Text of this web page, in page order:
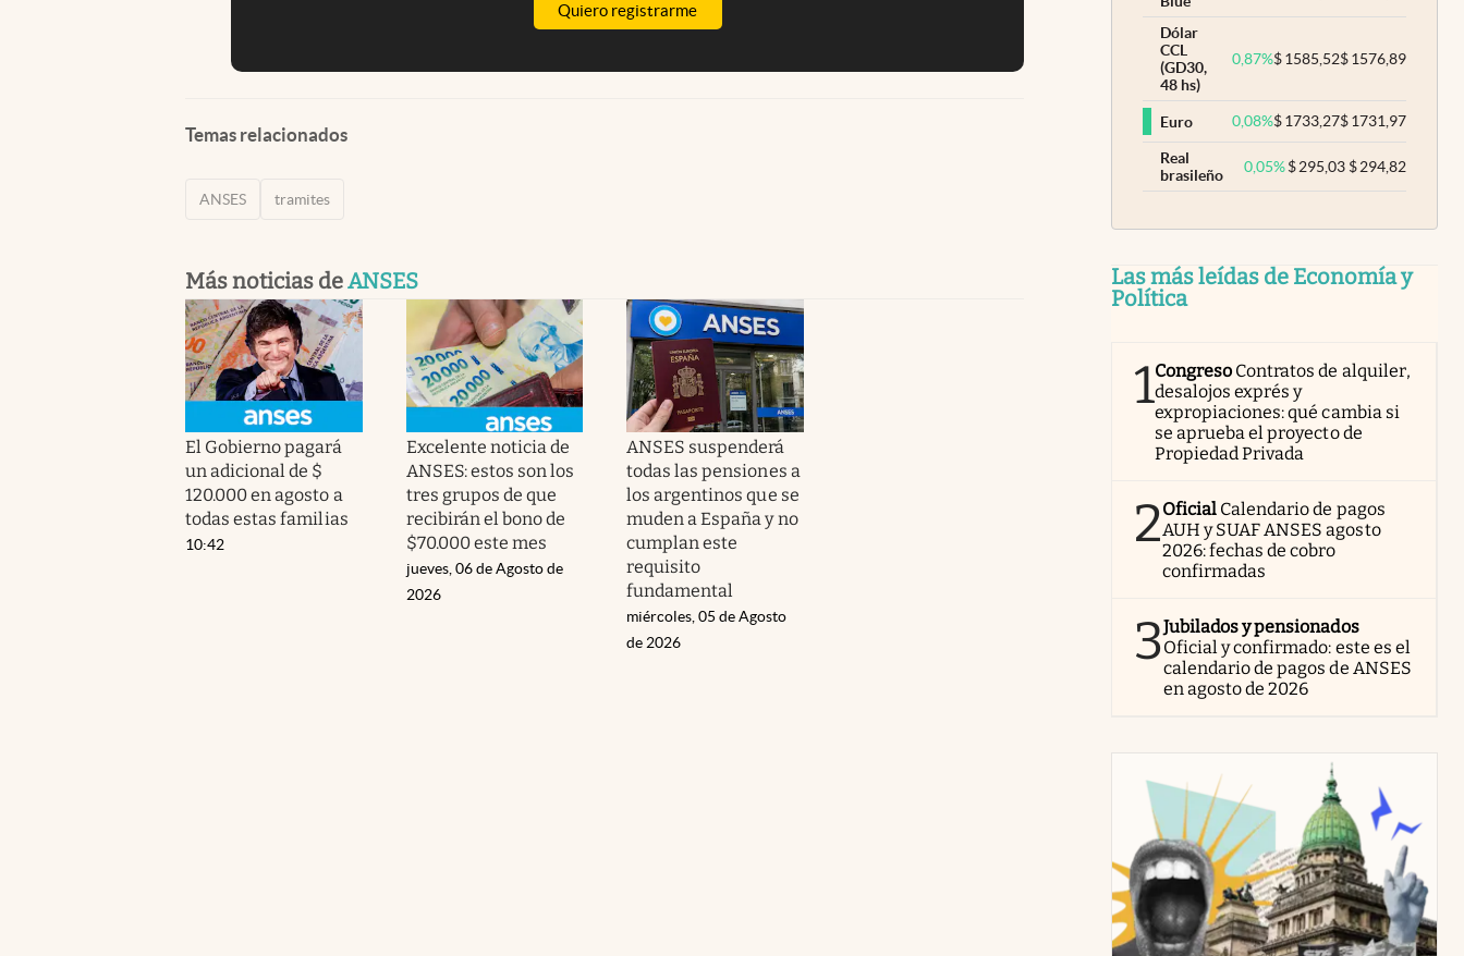
Quiero registrarme
Temas relacionados
ANSES tramites
Más noticias deANSES
El Gobierno pagará
un adicional de $
120.000 en agosto a
todas estas familias
10:42
Excelente noticia de
ANSES: estos son los
tres grupos de que
recibirán el bono de
$70.000 este mes
jueves, 06 de Agosto de
2026
ANSES suspenderá
todas las pensiones a
los argentinos que se
muden a España y no
cumplan este
requisito
fundamental
miércoles, 05 de Agosto
de 2026
Dólar
CCL
(GD30,
48 hs)
0,87%$1585,52$1576,89
Euro 0,08%$1733,27$1731,97
Real
brasileño
0,05% $295,03 $294,82
Las más leídas de Economía y
Política
1Congreso Contratos de alquiler,
desalojos exprés y
expropiaciones: qué cambia si
se aprueba el proyecto de
Propiedad Privada
2Oficial Calendario de pagos
AUH y SUAF ANSES agosto
2026: fechas de cobro
confirmadas
3Jubilados y pensionados
Oficial y confirmado: este es el
calendario de pagos de ANSES
en agosto de 2026